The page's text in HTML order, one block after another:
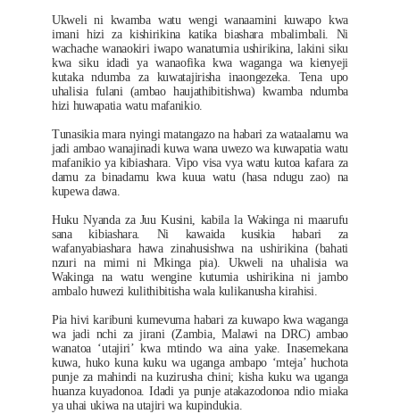
Ukweli ni kwamba watu wengi wanaamini kuwapo kwa
imani hizi za kishirikina katika biashara mbalimbali. Ni
wachache wanaokiri iwapo wanatumia ushirikina, lakini siku
kwa siku idadi ya wanaofika kwa waganga wa kienyeji
kutaka ndumba za kuwatajirisha inaongezeka. Tena upo
uhalisia fulani (ambao haujathibitishwa) kwamba ndumba
hizi huwapatia watu mafanikio.
Tunasikia mara nyingi matangazo na habari za wataalamu wa
jadi ambao wanajinadi kuwa wana uwezo wa kuwapatia watu
mafanikio ya kibiashara. Vipo visa vya watu kutoa kafara za
damu za binadamu kwa kuua watu (hasa ndugu zao) na
kupewa dawa.
Huku Nyanda za Juu Kusini, kabila la Wakinga ni maarufu
sana kibiashara. Ni kawaida kusikia habari za
wafanyabiashara hawa zinahusishwa na ushirikina (bahati
nzuri na mimi ni Mkinga pia). Ukweli na uhalisia wa
Wakinga na watu wengine kutumia ushirikina ni jambo
ambalo huwezi kulithibitisha wala kulikanusha kirahisi.
Pia hivi karibuni kumevuma habari za kuwapo kwa waganga
wa jadi nchi za jirani (Zambia, Malawi na DRC) ambao
wanatoa ‘utajiri’ kwa mtindo wa aina yake. Inasemekana
kuwa, huko kuna kuku wa uganga ambapo ‘mteja’ huchota
punje za mahindi na kuzirusha chini; kisha kuku wa uganga
huanza kuyadonoa. Idadi ya punje atakazodonoa ndio miaka
ya uhai ukiwa na utajiri wa kupindukia.